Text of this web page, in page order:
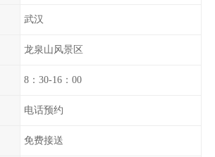
武汉
龙泉山风景区
8：30-16：00
电话预约
免费接送